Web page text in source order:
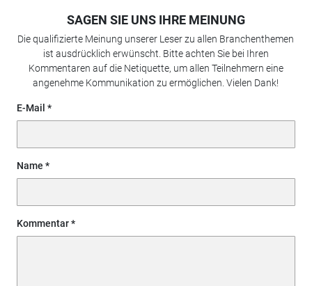
SAGEN SIE UNS IHRE MEINUNG
Die qualifizierte Meinung unserer Leser zu allen Branchenthemen
ist ausdrücklich erwünscht. Bitte achten Sie bei Ihren
Kommentaren auf die Netiquette, um allen Teilnehmern eine
angenehme Kommunikation zu ermöglichen. Vielen Dank!
E-Mail
Name
Kommentar